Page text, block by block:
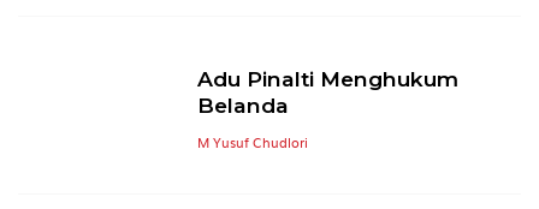
Adu Pinalti Menghukum
Belanda
M Yusuf Chudlori